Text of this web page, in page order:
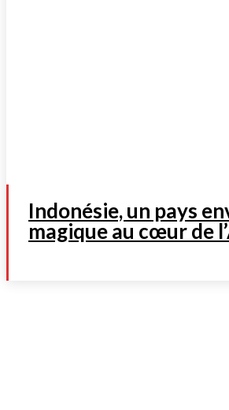
Indonésie, un pays
magique au cœur de